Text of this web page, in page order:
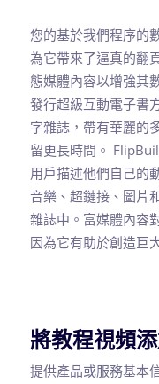
您的基於我們程序的
為它帶來了逼真的翻
態媒體內容以增強其
發行超級互動電子書
字雜誌，帶有華麗的
留更長時間。
用戶描述他們自己的
音樂、超鏈接、圖片
雜誌中。富媒體內容
因為它有助於創造巨
將教程視頻
提供產品或服務基本